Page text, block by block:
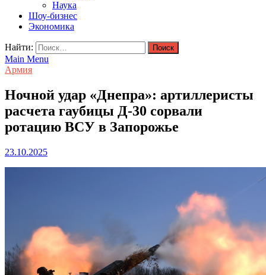
Наука
Шоу-бизнес
Экономика
Найти:
Main Menu
Армия
Ночной удар «Днепра»: артиллеристы
расчета гаубицы Д-30 сорвали
ротацию ВСУ в Запорожье
23.10.2025